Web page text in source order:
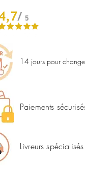
14 jours pour
Paiements
Livreurs spécialisés